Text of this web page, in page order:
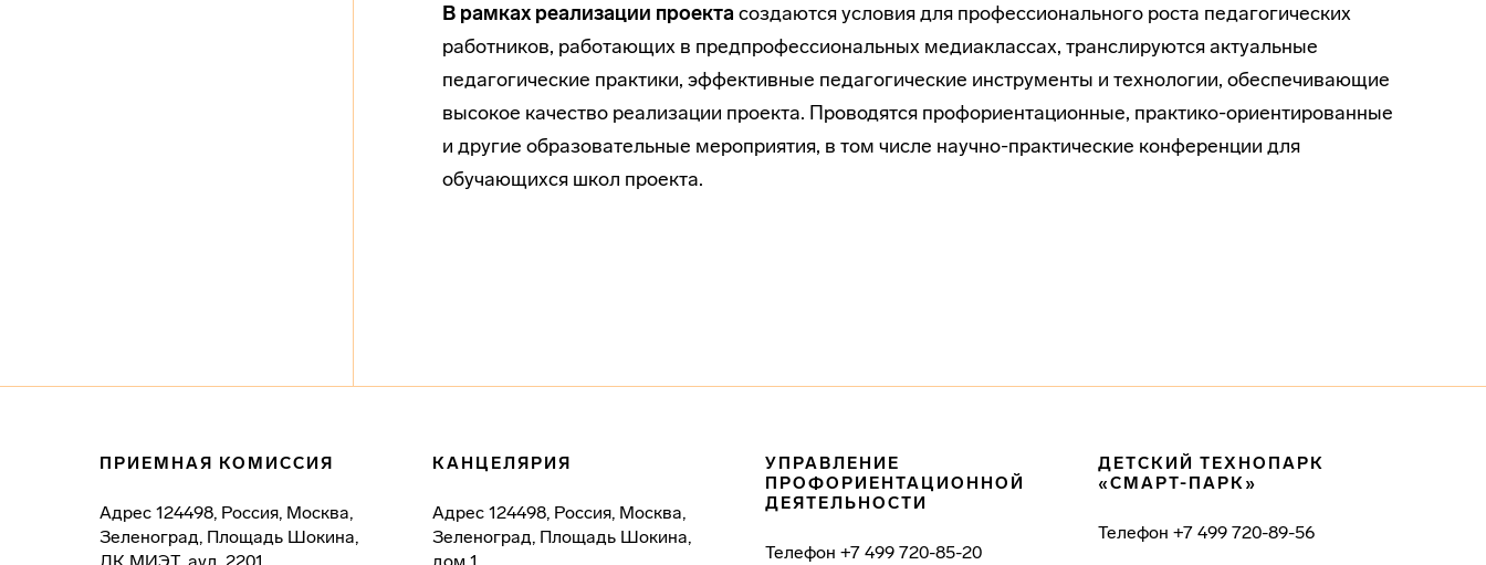
В рамках реализации проекта создаются условия для профессионального роста педагогических
работников, работающих в предпрофессиональных медиаклассах, транслируются актуальные
педагогические практики, эффективные педагогические инструменты и технологии, обеспечивающие
высокое качество реализации проекта. Проводятся профориентационные, практико-ориентированные
и другие образовательные мероприятия, в том числе научно-практические конференции для
обучающихся школ проекта.
ПРИЕМНАЯ КОМИССИЯ
Адрес 124498, Россия, Москва,
Зеленоград, Площадь Шокина,
КАНЦЕЛЯРИЯ
Адрес 124498, Россия, Москва,
Зеленоград, Площадь Шокина,
УПРАВЛЕНИЕ
ПРОФОРИЕНТАЦИОННОЙ
ДЕЯТЕЛЬНОСТИ
Телефон +7 499 720-85-20
ДЕТСКИЙ ТЕХНОПАРК
«СМАРТ-ПАРК»
Телефон +7 499 720-89-56